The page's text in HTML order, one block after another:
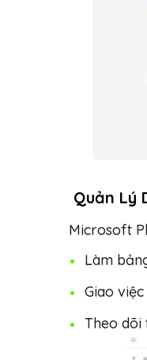
Quản Lý
Microsoft
Làm
Giao
Theo dõi